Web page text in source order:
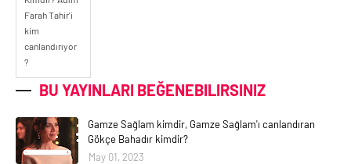
Farah Tahir'i
kim
canlandırıyor
?
BU YAYINLARI BEĞENEBILIRSINIZ
Gamze Sağlam kimdir, Gamze Sağlam'ı canlandıran
Gökçe Bahadır kimdir?
May 01, 2023